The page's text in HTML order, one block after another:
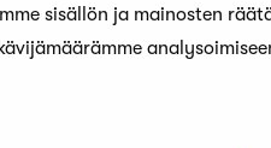
sisällön ja mainosten